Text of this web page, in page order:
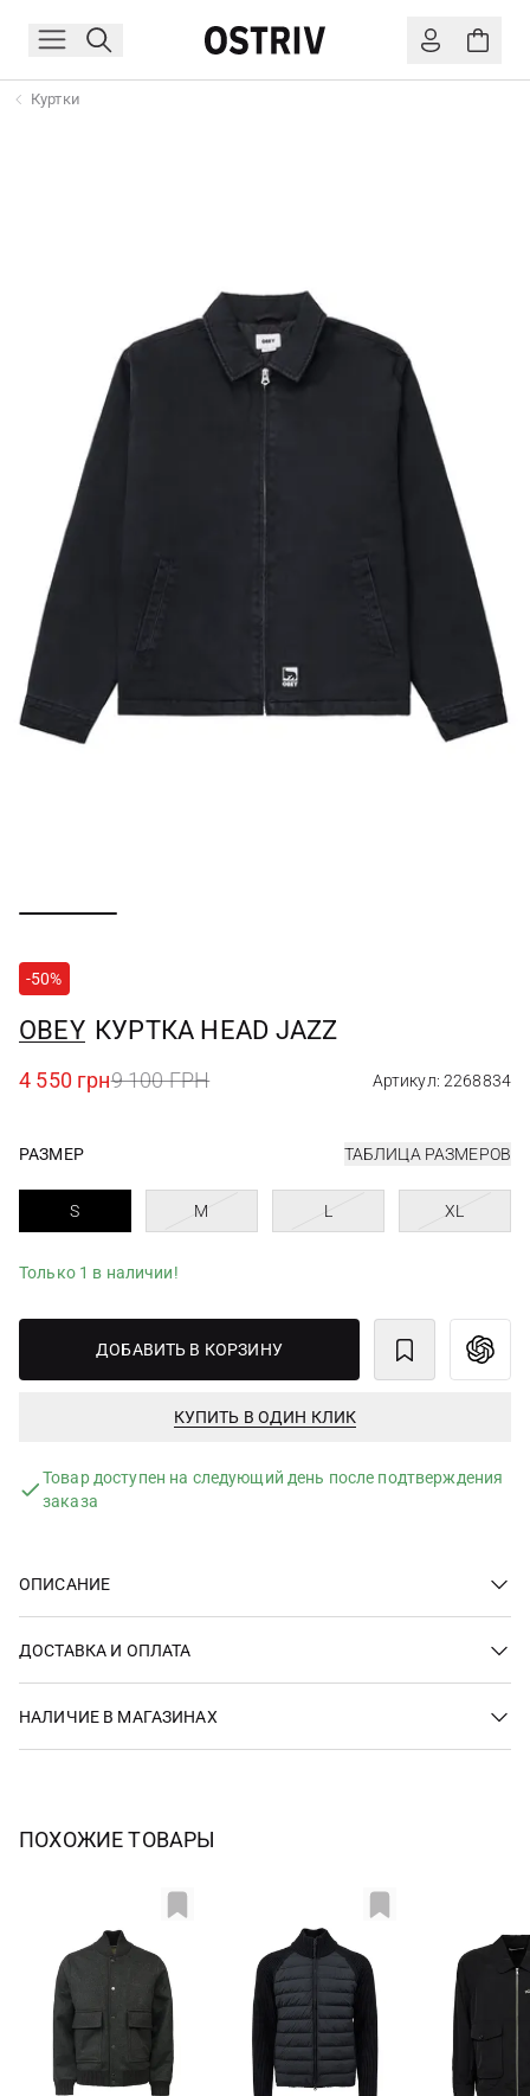
Куртки
-50%
OBEY КУРТКА HEAD JAZZ
4 550 грн9 100 ГРН Артикул: 2268834
РАЗМЕР ТАБЛИЦА РАЗМЕРОВ
S M L XL
Только 1 в наличии!
ДОБАВИТЬ В КОРЗИНУ
КУПИТЬ В ОДИН КЛИК
Товар доступен на следующий день после подтверждения
заказа
ОПИСАНИЕ
ДОСТАВКА И ОПЛАТА
НАЛИЧИЕ В МАГАЗИНАХ
ПОХОЖИЕ ТОВАРЫ